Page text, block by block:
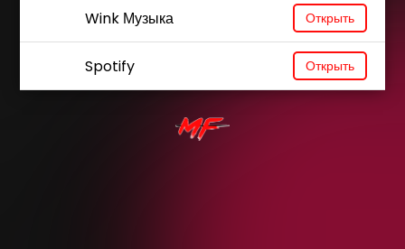
Wink Музыка Открыть
Spotify Открыть